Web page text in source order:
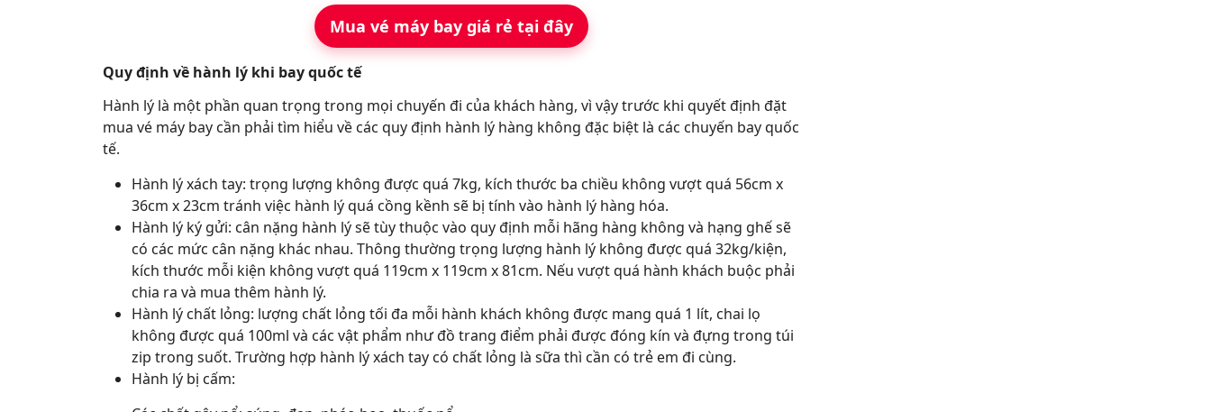
Mua vé máy bay giá rẻ tại đây
Quy định về hành lý khi bay quốc tế
Hành lý là một phần quan trọng trong mọi chuyến đi của khách hàng, vì vậy trước khi quyết định đặt
mua vé máy bay cần phải tìm hiểu về các quy định hành lý hàng không đặc biệt là các chuyến bay quốc
tế.
Hành lý xách tay: trọng lượng không được quá 7kg, kích thước ba chiều không vượt quá 56cm x
36cm x 23cm tránh việc hành lý quá cồng kềnh sẽ bị tính vào hành lý hàng hóa.
Hành lý ký gửi: cân nặng hành lý sẽ tùy thuộc vào quy định mỗi hãng hàng không và hạng ghế sẽ
có các mức cân nặng khác nhau. Thông thường trọng lượng hành lý không được quá 32kg/kiện,
kích thước mỗi kiện không vượt quá 119cm x 119cm x 81cm. Nếu vượt quá hành khách buộc phải
chia ra và mua thêm hành lý.
Hành lý chất lỏng: lượng chất lỏng tối đa mỗi hành khách không được mang quá 1 lít, chai lọ
không được quá 100ml và các vật phẩm như đồ trang điểm phải được đóng kín và đựng trong túi
zip trong suốt. Trường hợp hành lý xách tay có chất lỏng là sữa thì cần có trẻ em đi cùng.
Hành lý bị cấm: